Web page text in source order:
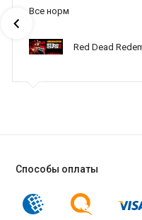
Все норм
Red Dead
Способы оплаты